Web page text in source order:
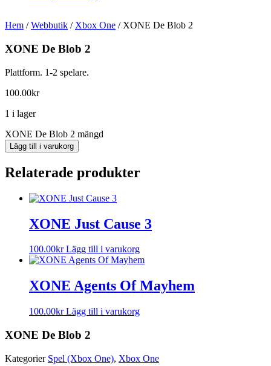
Hem /Webbutik / Xbox One / XONE De Blob 2
XONE De Blob 2
Plattform. 1-2 spelare.
100.00kr
1 i lager
XONE De Blob 2 mängd
Lägg till i varukorg
Relaterade produkter
XONE Just Cause 3
100.00kr Lägg till i varukorg
XONE Agents Of Mayhem
100.00kr Lägg till i varukorg
XONE De Blob 2
Kategorier Spel (Xbox One), Xbox One